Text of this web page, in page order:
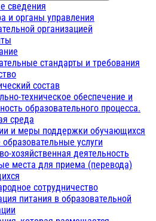
сведения
и органы управления
организацией
стандарты и требования
состав
техническое обеспечение и
образовательного процесса.
среда
и меры поддержки обучающихся
услуги
хозяйственная деятельность
места для приема (перевода)
сотрудничество
питания в образовательной